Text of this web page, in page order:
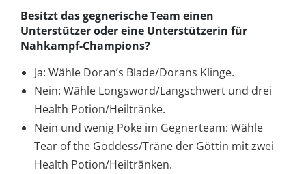
Besitzt das gegnerische Team einen
Unterstützer oder eine Unterstützerin für
Nahkampf-Champions?
Ja: Wähle Doran’s Blade/Dorans Klinge.
Nein: Wähle Longsword/Langschwert und drei
Health Potion/Heiltränke.
Nein und wenig Poke im Gegnerteam: Wähle
Tear of the Goddess/Träne der Göttin mit zwei
Health Potion/Heiltränken.